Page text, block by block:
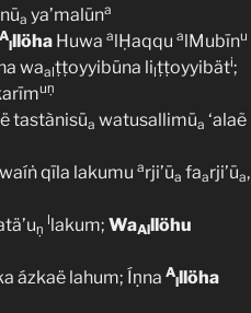
a ya’malūna
A
lllöha Huwa alḤaqqu alMubīnu
waalṭṭoyyibūna lilṭṭoyyibäti;
uṇ
tastànisūa watusallimūa ‘alaẽ
qīla lakumu arji’ūa faarji’ūa,
ṇ
llakum; WaAlllöhu
ázkaë lahum; Íṇna A
lllöha